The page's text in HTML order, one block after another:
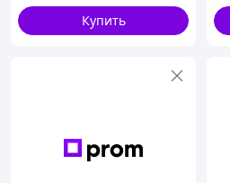
Купить